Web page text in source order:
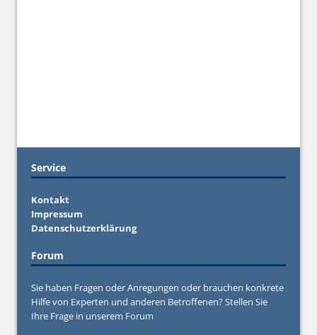
Service
Kontakt
Impressum
Datenschutzerklärung
Forum
Sie haben Fragen oder Anregungen oder brauchen konkrete
Hilfe von Experten und anderen Betroffenen? Stellen Sie
Ihre Frage in unserem Forum